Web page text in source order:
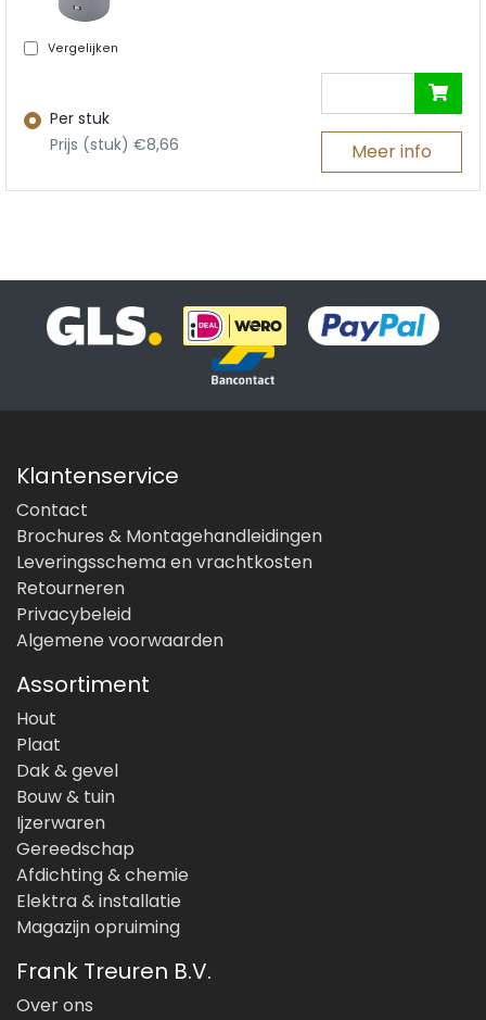
Vergelijken
Per stuk
Prijs (stuk) €8,66
Meer info
Klantenservice
Contact
Brochures & Montagehandleidingen
Leveringsschema en vrachtkosten
Retourneren
Privacybeleid
Algemene voorwaarden
Assortiment
Hout
Plaat
Dak & gevel
Bouw & tuin
Ijzerwaren
Gereedschap
Afdichting & chemie
Elektra & installatie
Magazijn opruiming
Frank Treuren B.V.
Over ons